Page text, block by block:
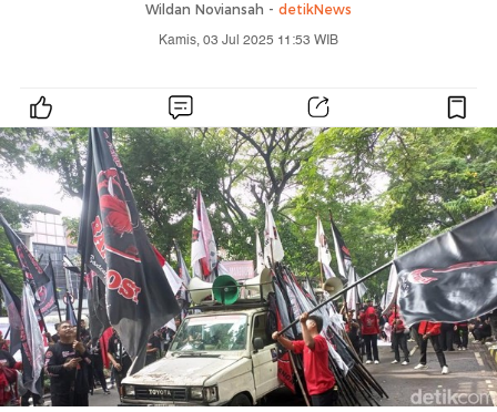
Wildan Noviansah - detikNews
Kamis, 03 Jul 2025 11:53 WIB